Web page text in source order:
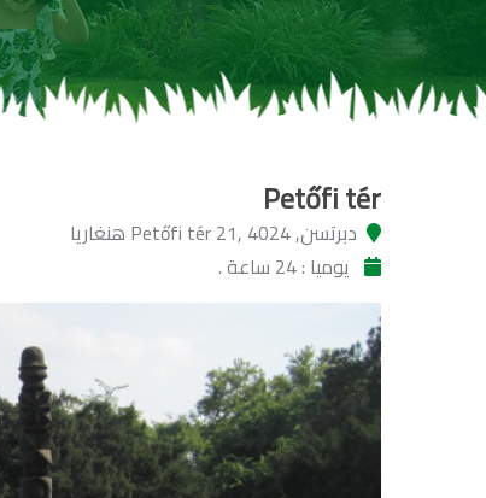
Petőfi tér
دبرتسن, Petőfi tér 21, 4024 هنغاريا
يوميا : 24 ساعة .